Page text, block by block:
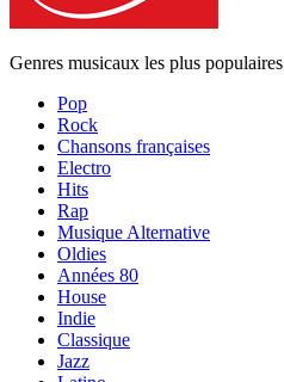
Genres musicaux les plus populaires
Pop
Rock
Chansons françaises
Electro
Hits
Rap
Musique Alternative
Oldies
Années 80
House
Indie
Classique
Jazz